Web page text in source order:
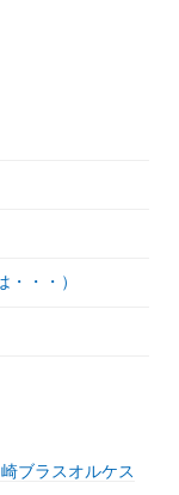
・・）
ブラスオルケス